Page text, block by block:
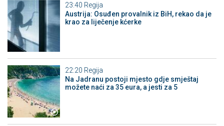
23:40 Regija
Austrija: Osuđen provalnik iz BiH, rekao da je
krao za liječenje kćerke
22:20 Regija
Na Jadranu postoji mjesto gdje smještaj
možete naći za 35 eura, a jesti za 5